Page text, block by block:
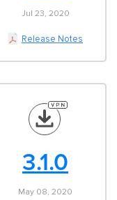
Jul 23, 2020
Release Notes
3.1.0
May 08, 2020